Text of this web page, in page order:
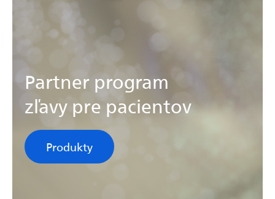
Partner program
zľavy pre pacientov
Produkty